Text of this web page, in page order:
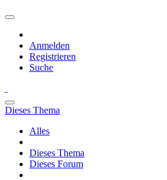
Anmelden
Registrieren
Suche
Dieses Thema
Alles
Dieses Thema
Dieses Forum